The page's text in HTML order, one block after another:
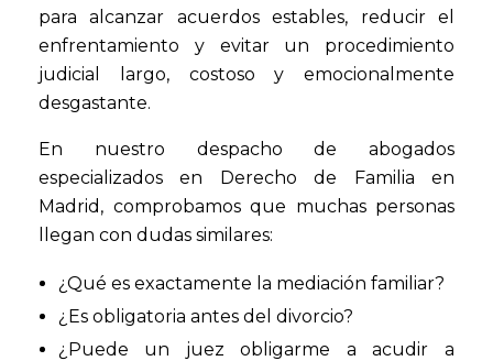
para alcanzar acuerdos estables, reducir el
enfrentamiento y evitar un procedimiento
judicial largo, costoso y emocionalmente
desgastante.
En nuestro despacho de abogados
especializados en Derecho de Familia en
Madrid, comprobamos que muchas personas
llegan con dudas similares:
¿Qué es exactamente la mediación familiar?
¿Es obligatoria antes del divorcio?
¿Puede un juez obligarme a acudir a